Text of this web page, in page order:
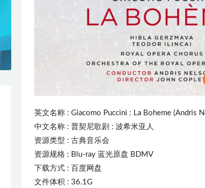
英文名称 : Giacomo Puccini : La Boheme (Andris
中文名称 : 普契尼歌剧 : 波希米亚人
资源类型 : 古典音乐会
资源规格 : Blu-ray 蓝光原盘 BDMV
下载方式 : 百度网盘
文件体积 : 36.1G